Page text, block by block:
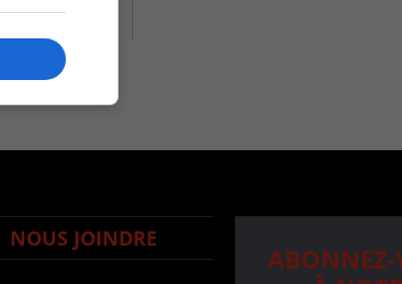
NOUS JOINDRE
ABONNEZ-